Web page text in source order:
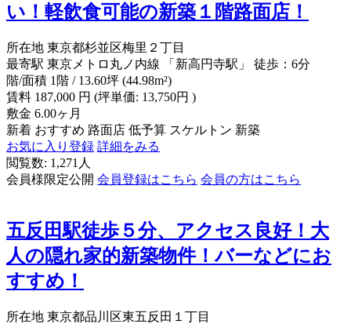
い！軽飲食可能の新築１階路面店！
所在地 東京都杉並区梅里２丁目
最寄駅 東京メトロ丸ノ内線 「新高円寺駅」 徒歩：6分
階/面積 1階 / 13.60坪 (44.98m²)
賃料 187,000 円 (坪単価: 13,750円 )
敷金 6.00ヶ月
新着 おすすめ 路面店 低予算 スケルトン 新築
お気に入り登録 詳細をみる
閲覧数: 1,271人
会員様限定公開 会員登録はこちら 会員の方はこちら
五反田駅徒歩５分、アクセス良好！大
人の隠れ家的新築物件！バーなどにお
すすめ！
所在地 東京都品川区東五反田１丁目